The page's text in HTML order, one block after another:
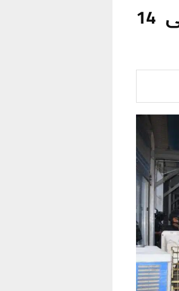
واجب أمني وسط الناصرية والقبض على 14